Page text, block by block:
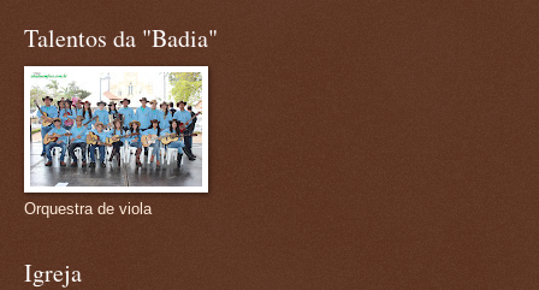
Talentos da "Badia"
Orquestra de viola
Igreja